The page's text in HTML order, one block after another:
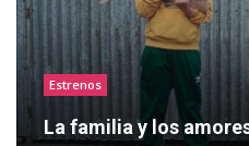
Estrenos
La familia y los